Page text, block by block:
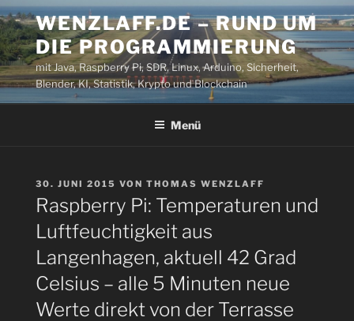
Zum
Inhalt
springen
WENZLAFF.DE – RUND UM
DIE PROGRAMMIERUNG
mit Java, Raspberry Pi, SDR, Linux, Arduino, Sicherheit,
Blender, KI, Statistik, Krypto und Blockchain
Menü
VERÖFFENTLICHT
AM
30. JUNI 2015 VON THOMAS WENZLAFF
Raspberry Pi: Temperaturen und
Luftfeuchtigkeit aus
Langenhagen, aktuell 42 Grad
Celsius – alle 5 Minuten neue
Werte direkt von der Terrasse